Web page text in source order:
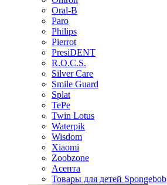
Oral-B
Paro
Philips
Pierrot
PresiDENT
R.O.C.S.
Silver Care
Smile Guard
Splat
TePe
Twin Lotus
Waterpik
Wisdom
Xiaomi
Zoobzone
Асепта
Товары для детей Spongebob